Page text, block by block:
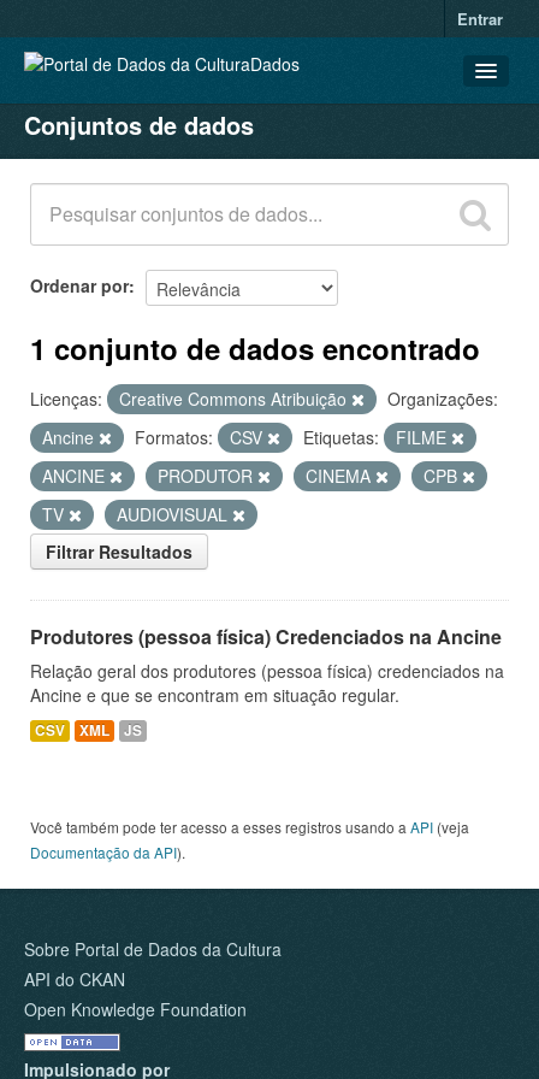
Entrar
CONJUNTOS DE DADOS
ORGANIZAÇÕES
GRUPOS
SOBRE
Conjuntos de dados
Ordenar por
1 conjunto de dados encontrado
Licenças: Creative Commons Atribuição
Organizações:
Ancine
Formatos: CSV Etiquetas:
FILME
ANCINE
PRODUTOR CINEMA
CPB
TV
AUDIOVISUAL
Filtrar Resultados
Produtores (pessoa física) Credenciados na Ancine
Relação geral dos produtores (pessoa física) credenciados na
Ancine e que se encontram em situação regular.
CSV XML JS
Você também pode ter acesso a esses registros usando a API (veja
Documentação da API).
Sobre Portal de Dados da Cultura
API do CKAN
Open Knowledge Foundation
Impulsionado por